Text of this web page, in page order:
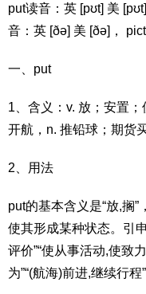
put读音：英 [pʊt] 美
音：英 [ðə] 美 [ðə]，
一、put
1、含义：v. 放；安置
开航，n. 推铅球；期货
2、用法
put的基本含义是“放,搁
使其形成某种状态。引
评价”“使从事活动,使致
为”“(航海)前进,继续行程”